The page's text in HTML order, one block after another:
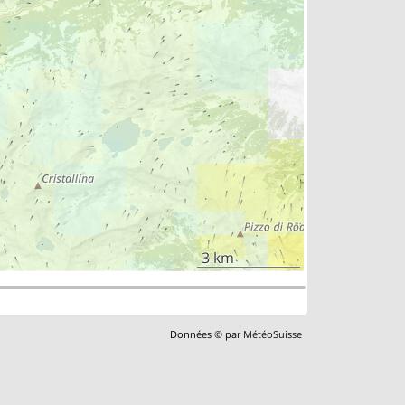
3 km
Données © par MétéoSuisse